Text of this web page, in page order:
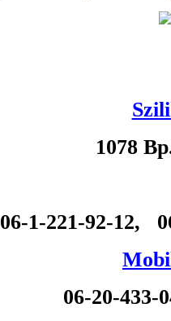
1078
06-1-221-92-12,
06-20-